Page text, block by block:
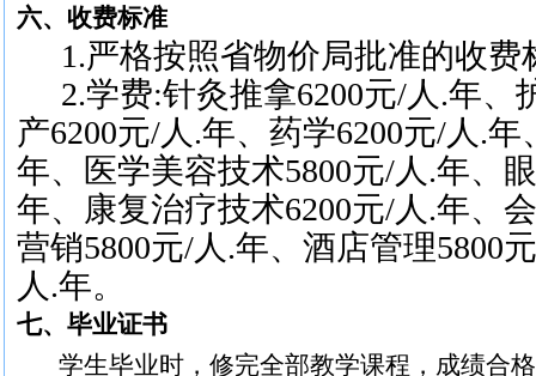
六、收费标准
1.严格按照省物价局批准的收费
2.学费:针灸推拿6200元/人.年、
产6200元/人.年、药学6200元/人.
年、医学美容技术5800元/人.年、
年、康复治疗技术6200元/人.年、
营销5800元/人.年、酒店管理5800
人.年。
七、毕业证书
学生毕业时，修完全部教学课程，成绩合